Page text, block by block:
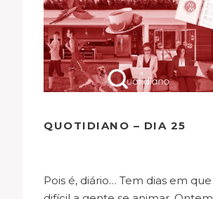
QUOTIDIANO – DIA 25
Pois é, diário… Tem dias em que é